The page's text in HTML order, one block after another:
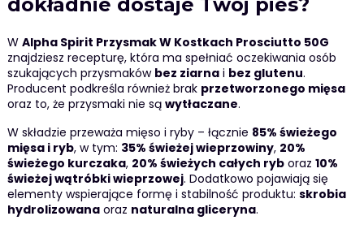
W Alpha Spirit Przysmak W Kostkach Prosciutto 50G
znajdziesz recepturę, która ma spełniać oczekiwania osób
szukających przysmaków bez ziarnai bez glutenu.
Producent podkreśla również brak przetworzonego mięsa
oraz to, że przysmaki nie są wytłaczane.
W składzie przeważa mięso i ryby – łącznie 85% świeżego
mięsa i ryb, w tym: 35% świeżej wieprzowiny, 20%
świeżego kurczaka, 20% świeżych całych ryboraz 10%
świeżej wątróbki wieprzowej. Dodatkowo pojawiają się
elementy wspierające formę i stabilność produktu: skrobia
hydrolizowanaoraz naturalna gliceryna.